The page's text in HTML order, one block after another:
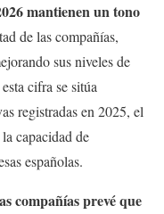
mantienen un tono
de las compañías,
sus niveles de
cifra se sitúa
registradas en 2025, el
capacidad de
españolas.
compañías prevé que